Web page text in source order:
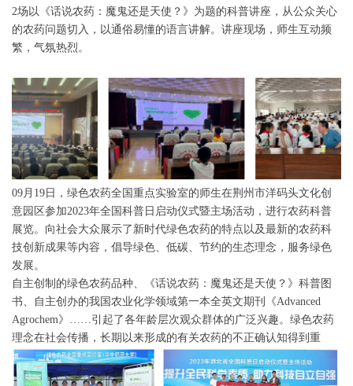
2场以《话说农药：魔鬼还是天使？》为题的科普讲座，从公众关心
的农药问题切入，以通俗易懂的语言讲解。讲座现场，师生互动频
繁，气氛热烈。
09月19日，绿色农药全国重点实验室的师生在荆州市洋码头文化创
意园区参加2023年全国科普日启动仪式暨主场活动，进行农药科普
展览。向社会大众展示了新时代绿色农药的特点以及最新的农药科
技创新成果等内容，倡导绿色、低碳、节约的生态理念，服务绿色
发展。
自主创制的绿色农药品种、《话说农药：魔鬼还是天使？》科普图
书、自主创办的我国农业化学领域第一本全英文期刊《Advanced
Agrochem》……引起了各年龄层次观众群体的广泛兴趣。绿色农药
理念在社会传播，长期以来形成的有关农药的不正确认知得到重